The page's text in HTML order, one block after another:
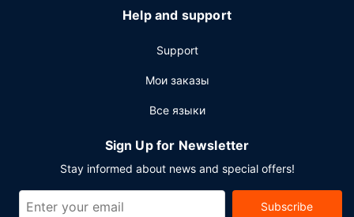
химчистка или прачечная. Предоставляется
самостоятельная парковка (за дополнительную плату).
Help and support
Support
Мои заказы
Все языки
Sign Up for Newsletter
Stay informed about news and special offers!
Subscribe